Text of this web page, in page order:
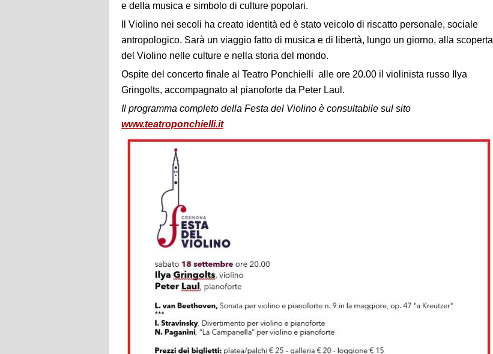
e della musica e simbolo di culture popolari.
Il Violino nei secoli ha creato identità ed è stato veicolo di riscatto personale, sociale
antropologico. Sarà un viaggio fatto di musica e di libertà, lungo un giorno, alla scoperta
del Violino nelle culture e nella storia del mondo.
Ospite del concerto finale al Teatro Ponchielli alle ore 20.00 il violinista russo Ilya
Gringolts, accompagnato al pianoforte da Peter Laul.
Il programma completo della Festa del Violino è consultabile sul sito
www.teatroponchielli.it